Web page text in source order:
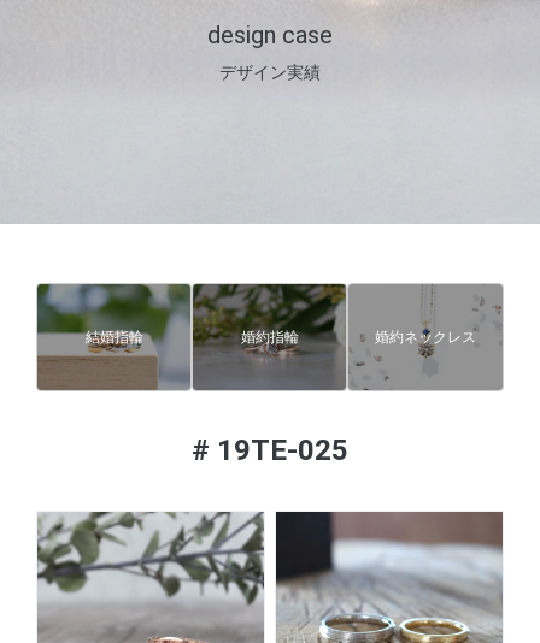
design case
デザイン実績
結婚指輪 婚約指輪 婚約ネックレス
# 19TE-025